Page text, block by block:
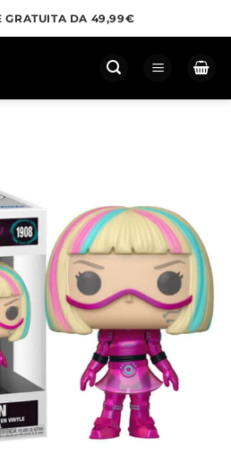
GRATUITA DA 49,99€